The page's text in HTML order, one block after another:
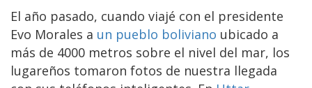
El año pasado, cuando viajé con el presidente
Evo Morales a un pueblo boliviano ubicado a
más de 4000 metros sobre el nivel del mar, los
lugareños tomaron fotos de nuestra llegada